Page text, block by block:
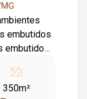
embutidos
embutidos
Garagem
350m²